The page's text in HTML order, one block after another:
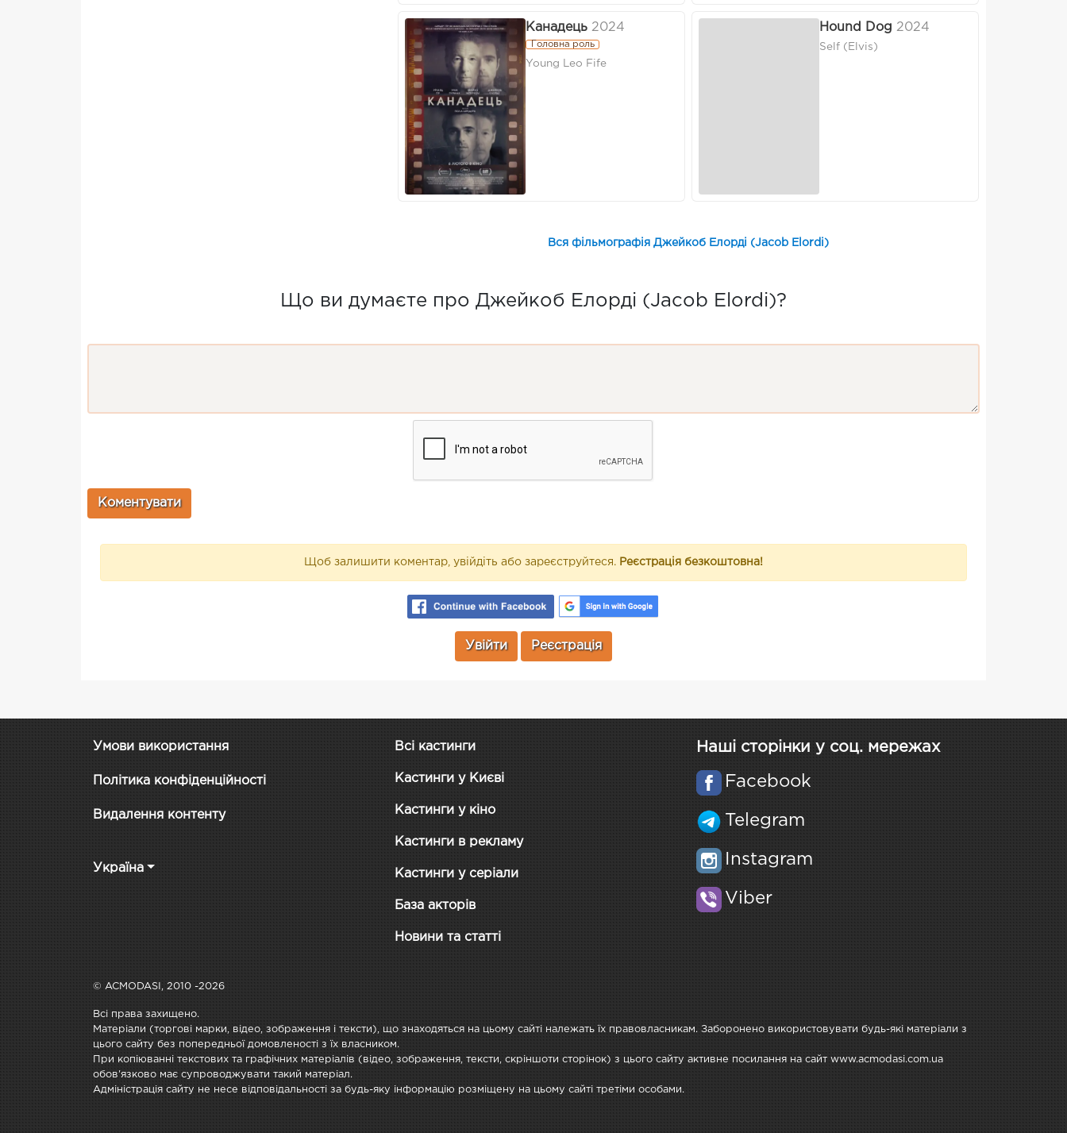
Канадець 2024
Головна роль
Young Leo Fife
Hound Dog 2024
Self (Elvis)
Вся фільмографія Джейкоб Елорді (Jacob Elordi)
Що ви думаєте про Джейкоб Елорді (Jacob Elordi)?
Щоб залишити коментар, увійдіть або зареєструйтеся. Реєстрація безкоштовна!
Увійти Реєстрація
Умови використання
Політика конфіденційності
Видалення контенту
Україна
Всі кастинги
Кастинги у Києві
Кастинги у кіно
Кастинги в рекламу
Кастинги у серіали
База акторів
Новини та статті
Наші сторінки у соц. мережах
Facebook
Telegram
Instagram
Viber
© ACMODASI, 2010 -2026
Всі права захищено.
Матеріали (торгові марки, відео, зображення і тексти), що знаходяться на цьому сайті належать їх правовласникам. Заборонено використовувати будь-які матеріали з
цього сайту без попередньої домовленості з їх власником.
При копіюванні текстових та графічних матеріалів (відео, зображення, тексти, скріншоти сторінок) з цього сайту активне посилання на сайт www.acmodasi.com.ua
обов'язково має супроводжувати такий матеріал.
Адміністрація сайту не несе відповідальності за будь-яку інформацію розміщену на цьому сайті третіми особами.